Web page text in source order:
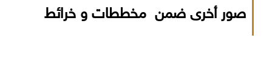
صور أخرى ضمن مخططات و خرائط